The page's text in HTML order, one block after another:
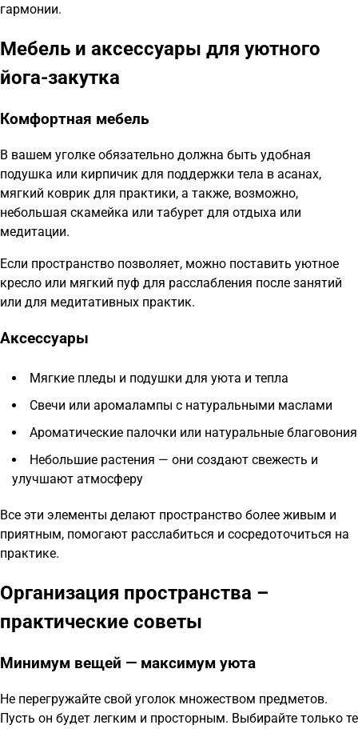
гармонии.
Мебель и аксессуары для уютного
йога-закутка
Комфортная мебель
В вашем уголке обязательно должна быть удобная
подушка или кирпичик для поддержки тела в асанах,
мягкий коврик для практики, а также, возможно,
небольшая скамейка или табурет для отдыха или
медитации.
Если пространство позволяет, можно поставить уютное
кресло или мягкий пуф для расслабления после занятий
или для медитативных практик.
Аксессуары
Мягкие пледы и подушки для уюта и тепла
Свечи или аромалампы с натуральными маслами
Ароматические палочки или натуральные благовония
Небольшие растения — они создают свежесть и
улучшают атмосферу
Все эти элементы делают пространство более живым и
приятным, помогают расслабиться и сосредоточиться на
практике.
Организация пространства –
практические советы
Минимум вещей — максимум уюта
Не перегружайте свой уголок множеством предметов.
Пусть он будет легким и просторным. Выбирайте только те